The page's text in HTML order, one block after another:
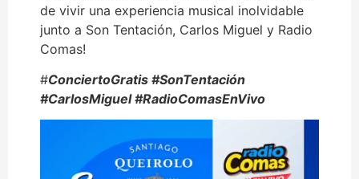
de vivir una experiencia musical inolvidable
junto a Son Tentación, Carlos Miguel y Radio
Comas!
#ConciertoGratis #SonTentación
#CarlosMiguel #RadioComasEnVivo